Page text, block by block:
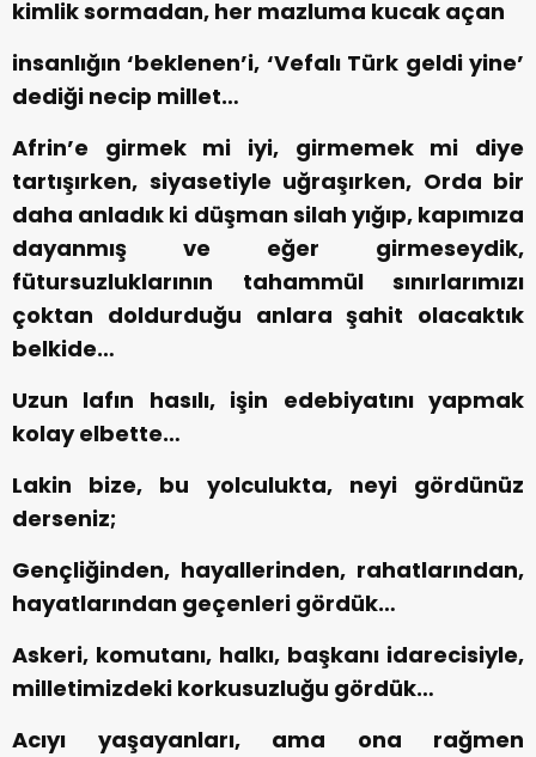
kimlik sormadan, her mazluma kucak açan
insanlığın ‘beklenen’i, ‘Vefalı Türk geldi yine’
dediği necip millet…
Afrin’e girmek mi iyi, girmemek mi diye
tartışırken, siyasetiyle uğraşırken, Orda bir
daha anladık ki düşman silah yığıp, kapımıza
dayanmış ve eğer girmeseydik,
fütursuzluklarının tahammül sınırlarımızı
çoktan doldurduğu anlara şahit olacaktık
belkide…
Uzun lafın hasılı, işin edebiyatını yapmak
kolay elbette…
Lakin bize, bu yolculukta, neyi gördünüz
derseniz;
Gençliğinden, hayallerinden, rahatlarından,
hayatlarından geçenleri gördük…
Askeri, komutanı, halkı, başkanı idarecisiyle,
milletimizdeki korkusuzluğu gördük…
Acıyı yaşayanları, ama ona rağmen